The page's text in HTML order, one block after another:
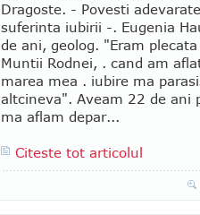
Dragoste. - Povesti
suferinta iubirii -. Eugenia
de ani, geolog. "Eram
Muntii Rodnei, . cand am
marea mea . iubire ma
altcineva". Aveam 22 de ani
ma aflam depar...
Citeste tot articolul